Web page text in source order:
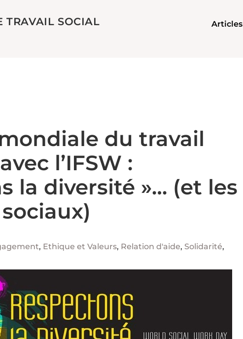
TRAVAIL SOCIAL Articles
du travail
l’IFSW :
la diversité »… (et les
, Ethique et Valeurs, Relation d'aide, Solidarité,